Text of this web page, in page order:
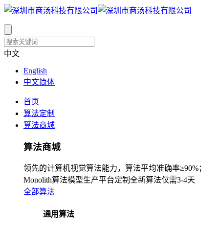
中文
English
中文简体
首页
算法定制
算法商城
算法商城
领先的计算机视觉算法能力，算法平均准确率≥90%；
Monolith算法模型生产平台定制全新算法仅需3-4天
全部算法
通用算法